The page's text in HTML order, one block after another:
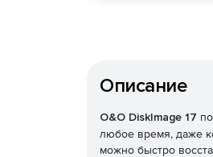
Описание
O&O DiskImage 17
любое время, даже
можно быстро